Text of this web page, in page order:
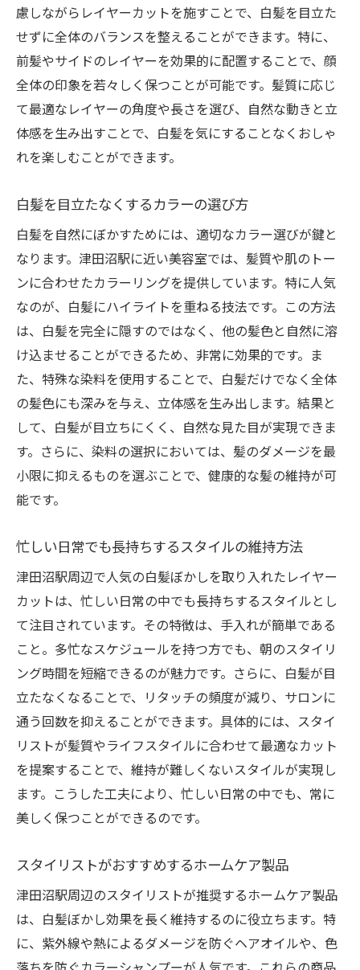
慮しながらレイヤーカットを施すことで、白髪を目立た
せずに全体のバランスを整えることができます。特に、
前髪やサイドのレイヤーを効果的に配置することで、顔
全体の印象を若々しく保つことが可能です。髪質に応じ
て最適なレイヤーの角度や長さを選び、自然な動きと立
体感を生み出すことで、白髪を気にすることなくおしゃ
れを楽しむことができます。
白髪を目立たなくするカラーの選び方
白髪を自然にぼかすためには、適切なカラー選びが鍵と
なります。津田沼駅に近い美容室では、髪質や肌のトー
ンに合わせたカラーリングを提供しています。特に人気
なのが、白髪にハイライトを重ねる技法です。この方法
は、白髪を完全に隠すのではなく、他の髪色と自然に溶
け込ませることができるため、非常に効果的です。ま
た、特殊な染料を使用することで、白髪だけでなく全体
の髪色にも深みを与え、立体感を生み出します。結果と
して、白髪が目立ちにくく、自然な見た目が実現できま
す。さらに、染料の選択においては、髪のダメージを最
小限に抑えるものを選ぶことで、健康的な髪の維持が可
能です。
忙しい日常でも長持ちするスタイルの維持方法
津田沼駅周辺で人気の白髪ぼかしを取り入れたレイヤー
カットは、忙しい日常の中でも長持ちするスタイルとし
て注目されています。その特徴は、手入れが簡単である
こと。多忙なスケジュールを持つ方でも、朝のスタイリ
ング時間を短縮できるのが魅力です。さらに、白髪が目
立たなくなることで、リタッチの頻度が減り、サロンに
通う回数を抑えることができます。具体的には、スタイ
リストが髪質やライフスタイルに合わせて最適なカット
を提案することで、維持が難しくないスタイルが実現し
ます。こうした工夫により、忙しい日常の中でも、常に
美しく保つことができるのです。
スタイリストがおすすめするホームケア製品
津田沼駅周辺のスタイリストが推奨するホームケア製品
は、白髪ぼかし効果を長く維持するのに役立ちます。特
に、紫外線や熱によるダメージを防ぐヘアオイルや、色